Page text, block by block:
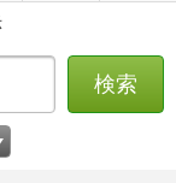
検索